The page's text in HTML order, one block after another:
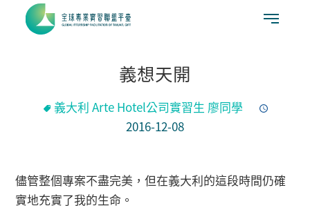
義想天開
義大利 Arte Hotel公司實習生 廖同學
2016-12-08
儘管整個專案不盡完美，但在義大利的這段時間仍確
實地充實了我的生命。